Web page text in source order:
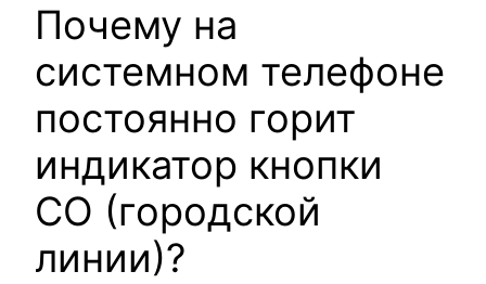
Почему на
системном телефоне
постоянно горит
индикатор кнопки
CO (городской
линии)?